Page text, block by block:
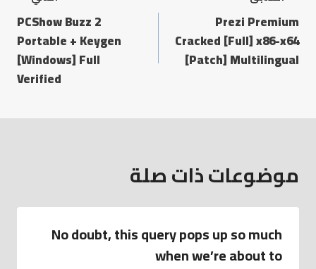
المقالات
Prezi Premium
Cracked [Full] x86-x64
[Patch] Multilingual
PCShow Buzz 2
Portable + Keygen
[Windows] Full
Verified
موضوعات ذات صلة
No doubt, this query pops up so much
when we’re about to